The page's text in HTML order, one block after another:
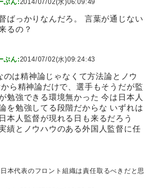
ぷん:2014/07/02(水)06:09:49
ばっかりなんだろ。 言葉が通じない
るの？
ぷん:2014/07/02(水)09:24:43
は精神論じゃなくて方法論とノウ
ら精神論だけで、選手もそうだが監
勉強できる環境無かった 今は日本人
を勉強してる段階だからな いずれは
本人監督が現れる日も来るだろう
績とノウハウのある外国人監督に任
本代表のフロント組織は責任取るべきだと思